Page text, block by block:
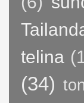
telina
(34)